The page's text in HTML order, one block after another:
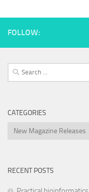
FOLLOW:
Search
for:
CATEGORIES
Categories
RECENT POSTS